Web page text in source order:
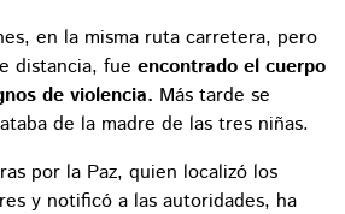
en la misma ruta carretera, pero
distancia, fue encontrado el cuerpo
de violencia. Más tarde se
de la madre de las tres niñas.
por la Paz, quien localizó los
y notificó a las autoridades, ha